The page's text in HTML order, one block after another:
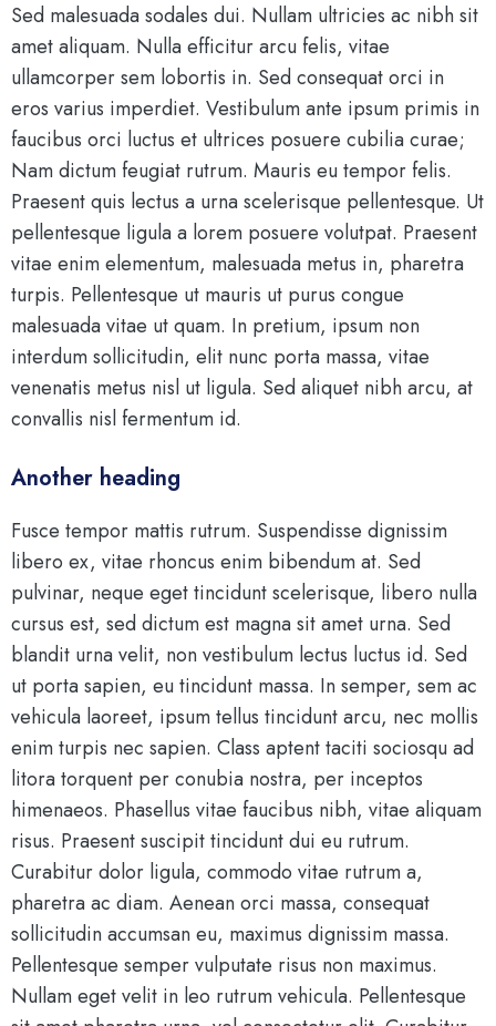
Sed malesuada sodales dui. Nullam ultricies ac nibh sit
amet aliquam. Nulla efficitur arcu felis, vitae
ullamcorper sem lobortis in. Sed consequat orci in
eros varius imperdiet. Vestibulum ante ipsum primis in
faucibus orci luctus et ultrices posuere cubilia curae;
Nam dictum feugiat rutrum. Mauris eu tempor felis.
Praesent quis lectus a urna scelerisque pellentesque. Ut
pellentesque ligula a lorem posuere volutpat. Praesent
vitae enim elementum, malesuada metus in, pharetra
turpis. Pellentesque ut mauris ut purus congue
malesuada vitae ut quam. In pretium, ipsum non
interdum sollicitudin, elit nunc porta massa, vitae
venenatis metus nisl ut ligula. Sed aliquet nibh arcu, at
convallis nisl fermentum id.
Another heading
Fusce tempor mattis rutrum. Suspendisse dignissim
libero ex, vitae rhoncus enim bibendum at. Sed
pulvinar, neque eget tincidunt scelerisque, libero nulla
cursus est, sed dictum est magna sit amet urna. Sed
blandit urna velit, non vestibulum lectus luctus id. Sed
ut porta sapien, eu tincidunt massa. In semper, sem ac
vehicula laoreet, ipsum tellus tincidunt arcu, nec mollis
enim turpis nec sapien. Class aptent taciti sociosqu ad
litora torquent per conubia nostra, per inceptos
himenaeos. Phasellus vitae faucibus nibh, vitae aliquam
risus. Praesent suscipit tincidunt dui eu rutrum.
Curabitur dolor ligula, commodo vitae rutrum a,
pharetra ac diam. Aenean orci massa, consequat
sollicitudin accumsan eu, maximus dignissim massa.
Pellentesque semper vulputate risus non maximus.
Nullam eget velit in leo rutrum vehicula. Pellentesque